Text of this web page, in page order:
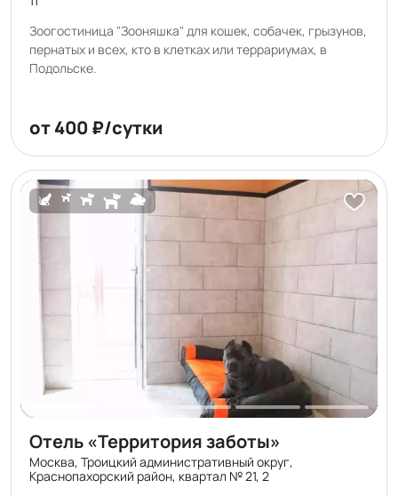
Зоогостиница "Зооняшка" для кошек, собачек, грызунов,
пернатых и всех, кто в клетках или террариумах, в
Подольске.
от 400 ₽/сутки
Отель «Территория заботы»
Москва, Троицкий административный округ,
Краснопахорский район, квартал № 21, 2